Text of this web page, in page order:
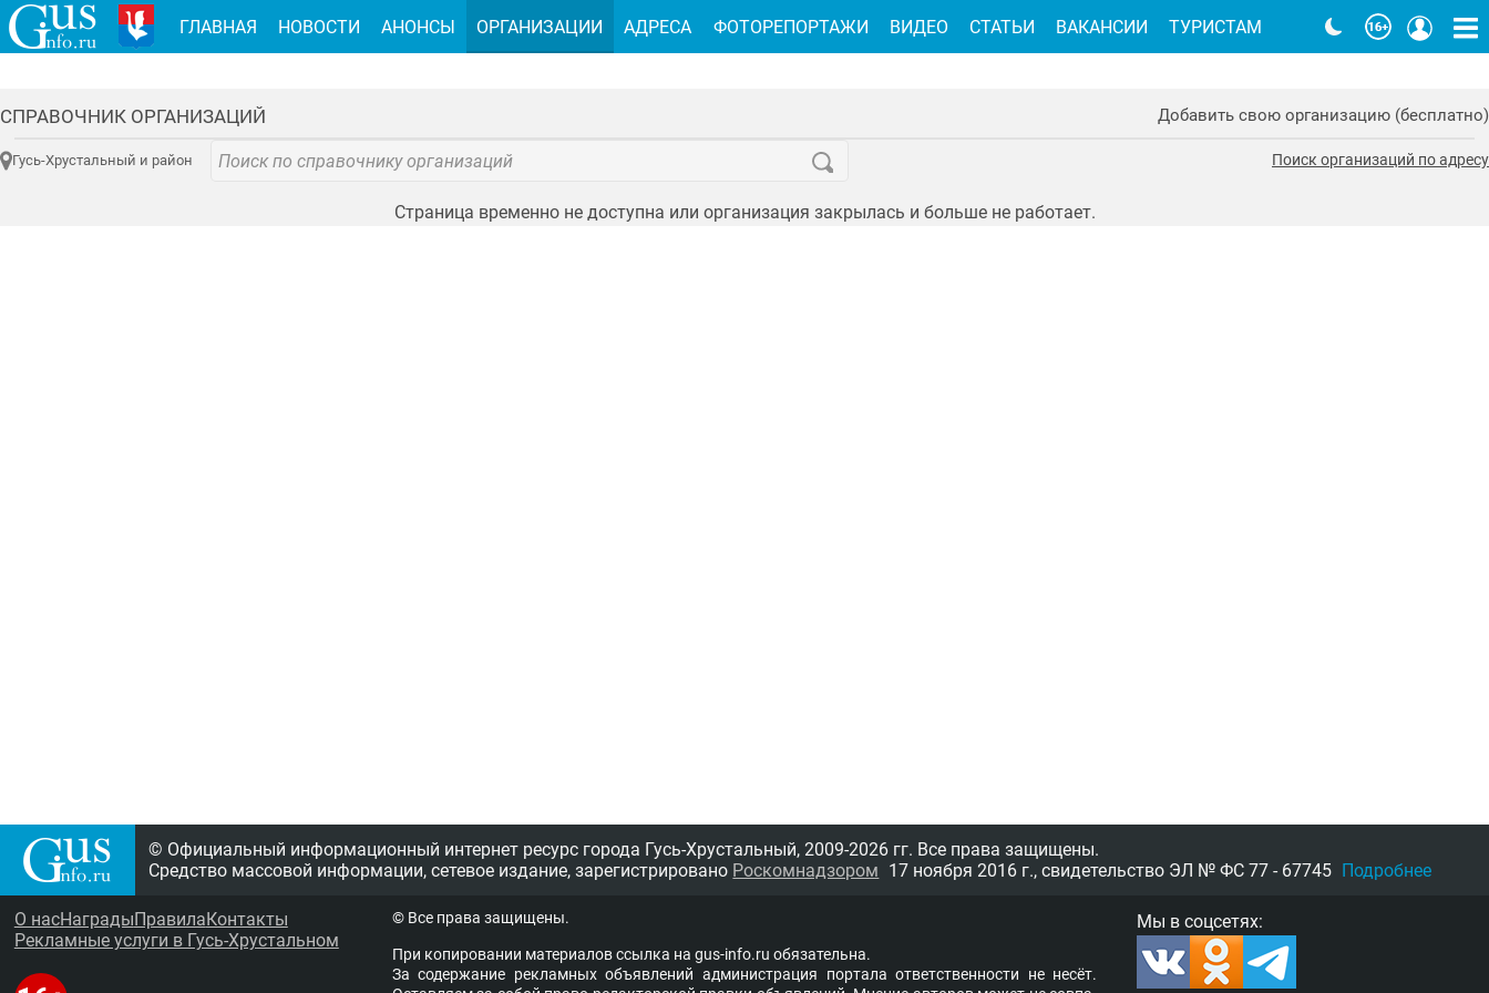
СПРАВОЧНИК ОРГАНИЗАЦИЙ Добавить свою организацию (бесплатно)
Гусь-Хрустальный и район Поиск организаций по адресу
Страница временно не доступна или организация закрылась и больше не работает.
ГЛАВНАЯ НОВОСТИ АНОНСЫ ОРГАНИЗАЦИИ АДРЕСА ФОТОРЕПОРТАЖИ ВИДЕО СТАТЬИ ВАКАНСИИ ТУРИСТАМ
© Официальный информационный интернет ресурс города Гусь-Хрустальный, 2009-2026 гг. Все права защищены.
Средство массовой информации, сетевое издание, зарегистрировано Роскомнадзором 17 ноября 2016 г., свидетельство ЭЛ № ФС 77 - 67745 Подробнее
Мы в соцсетях:
О насНаграды Правила Контакты
Рекламные услуги в Гусь-Хрустальном
© Все права защищены.
При копировании материалов ссыл­ка на gus-info.ru обя­за­тель­на.
За содержание рекламных объявлений администра­ция пор­та­ла от­вет­ствен­но­сти не несёт.